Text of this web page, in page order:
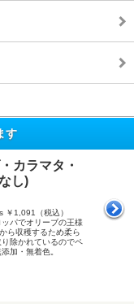
す
カラマタ・
し)
￥1,091（税込）
パでオリーブの王様
ら収穫するため柔ら
除かれているのでペ
加・無着色。